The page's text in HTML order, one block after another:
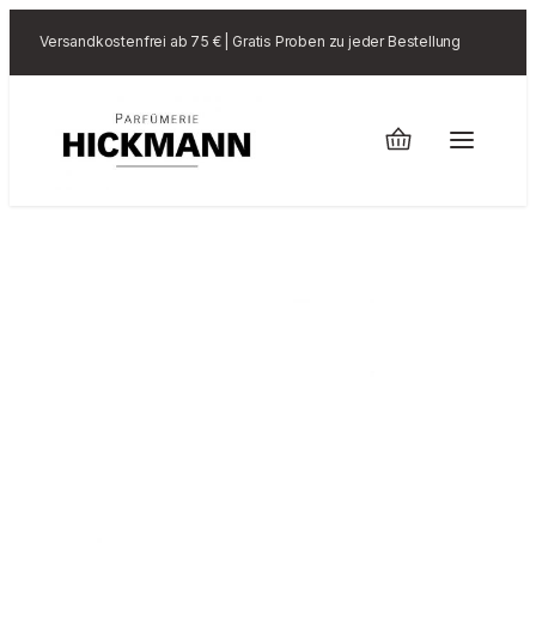
Versandkostenfrei ab 75 € | Gratis Proben zu jeder Bestellung